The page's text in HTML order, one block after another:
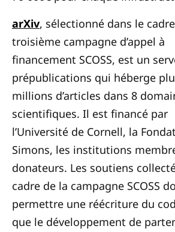
arXiv, sélectionné dans le
troisième campagne d’appel à
financement SCOSS, est un
prépublications qui héberge
millions d’articles dans 8
scientifiques. Il est financé par
l’Université de Cornell, la
Simons, les institutions
donateurs. Les soutiens
cadre de la campagne SCOSS
permettre une réécriture du
que le développement de